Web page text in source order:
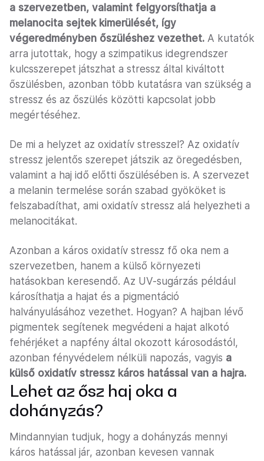
a szervezetben, valamint felgyorsíthatja a
melanocita sejtek kimerülését, így
végeredményben őszüléshez vezethet. A kutatók
arra jutottak, hogy a szimpatikus idegrendszer
kulcsszerepet játszhat a stressz által kiváltott
őszülésben, azonban több kutatásra van szükség a
stressz és az őszülés közötti kapcsolat jobb
megértéséhez.
De mi a helyzet az oxidatív stresszel? Az oxidatív
stressz jelentős szerepet játszik az öregedésben,
valamint a haj idő előtti őszülésében is. A szervezet
a melanin termelése során szabad gyököket is
felszabadíthat, ami oxidatív stressz alá helyezheti a
melanocitákat.
Azonban a káros oxidatív stressz fő oka nem a
szervezetben, hanem a külső környezeti
hatásokban keresendő. Az UV-sugárzás például
károsíthatja a hajat és a pigmentáció
halványulásához vezethet. Hogyan? A hajban lévő
pigmentek segítenek megvédeni a hajat alkotó
fehérjéket a napfény által okozott károsodástól,
azonban fényvédelem nélküli napozás, vagyis a
külső oxidatív stressz káros hatással van a hajra.
Lehet az ősz haj oka a
dohányzás?
Mindannyian tudjuk, hogy a dohányzás mennyi
káros hatással jár, azonban kevesen vannak